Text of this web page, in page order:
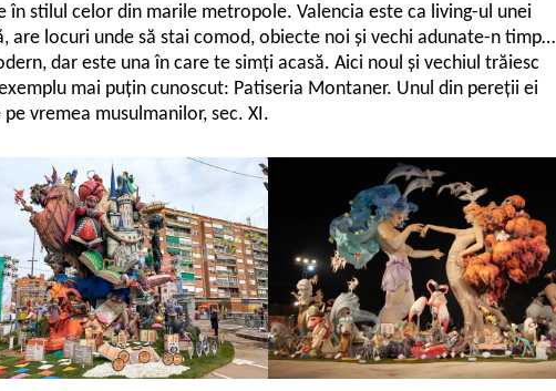
în stilul celor din marile metropole. Valencia este ca living-ul unei
are locuri unde să stai comod, obiecte noi și vechi adunate-n timp…
dar este una în care te simți acasă. Aici noul și vechiul trăiesc
mai puțin cunoscut: Patiseria Montaner. Unul din pereții ei
vremea musulmanilor, sec. XI.